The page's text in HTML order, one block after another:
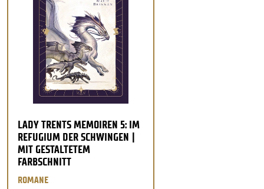
LADY TRENTS MEMOIREN 5: IM
REFUGIUM DER SCHWINGEN |
MIT GESTALTETEM
FARBSCHNITT
ROMANE